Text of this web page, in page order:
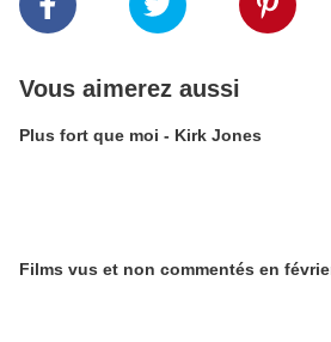
Vous aimerez aussi
Plus fort que moi - Kirk Jones
Films vus et non commentés en